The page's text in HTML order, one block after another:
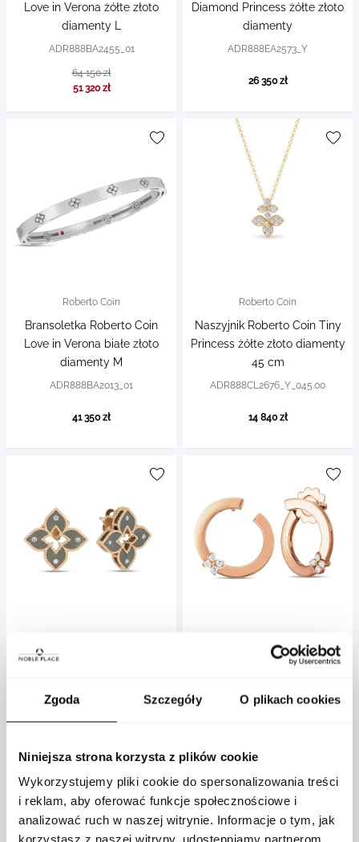
Zgoda Szczegóły O plikach cookies
Niniejsza strona korzysta z plików cookie
Wykorzystujemy pliki cookie do spersonalizowania treści
i reklam, aby oferować funkcje społecznościowe i
analizować ruch w naszej witrynie. Informacje o tym, jak
korzystasz z naszej witryny, udostępniamy partnerom
Love in Verona żółte złoto
diamenty L
ADR888BA2455_01
64 150 zł
51 320 zł
Diamond Princess żółte złoto
diamenty
ADR888EA2573_Y
26 350 zł
Roberto Coin
Bransoletka Roberto Coin
Love in Verona białe złoto
diamenty M
ADR888BA2013_01
41 350 zł
Roberto Coin
Naszyjnik Roberto Coin Tiny
Princess żółte złoto diamenty
45 cm
ADR888CL2676_Y_045.00
14 840 zł
Kolczyki Roberto Coin
złoto
ADR777EA3407_R
16 600 zł
Kolczyki Roberto Coin Love in
diamenty
17 950 zł